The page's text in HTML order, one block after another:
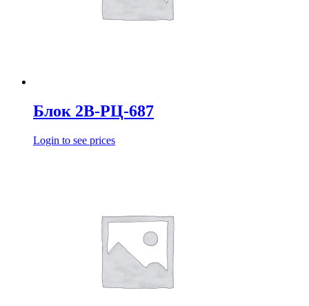
Блок 2В-РЦ-687
Login to see prices